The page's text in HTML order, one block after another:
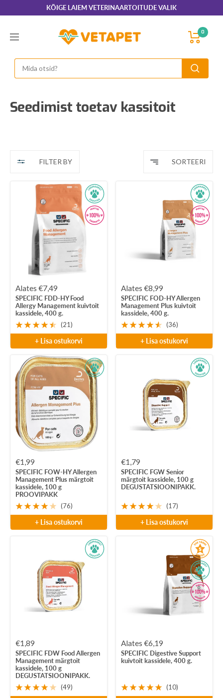
sisu
KÕIGE LAIEM VETERINAARTOITUDE VALIK
Menüü
VetaPet.com 0
Seedimist toetav kassitoit
FILTER BY SORTEERI
Soodushind
Alates €7,49
SPECIFIC FDD-HY Food
Allergy Management kuivtoit
kassidele, 400 g.
(21)
+ Lisa ostukorvi
Soodushind
Alates €8,99
SPECIFIC FOD-HY Allergen
Management Plus kuivtoit
kassidele, 400 g.
(36)
+ Lisa ostukorvi
Soodushind
€1,99
SPECIFIC FOW-HY Allergen
Management Plus märgtoit
kassidele, 100 g
PROOVIPAKK
(76)
+ Lisa ostukorvi
Soodushind
€1,79
SPECIFIC FGW Senior
märgtoit kassidele, 100 g
DEGUSTATSIOONIPAKK.
(17)
+ Lisa ostukorvi
Soodushind
€1,89
SPECIFIC FDW Food Allergen
Management märgtoit
kassidele, 100 g
DEGUSTATSIOONIPAKK.
(49)
Soodushind
Alates €6,19
SPECIFIC Digestive Support
kuivtoit kassidele, 400 g.
(10)